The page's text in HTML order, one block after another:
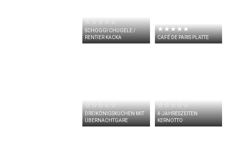
☆☆☆☆☆
SCHOGGI CHUGELE /
RENTIER KACKA
★★★★★
CAFÉ DE PARIS PLATTE
☆☆☆☆☆
DREIKÖNIGSKUCHEN MIT
ÜBERNACHTGARE
☆☆☆☆☆
4-JAHRESZEITEN
KERNOTTO